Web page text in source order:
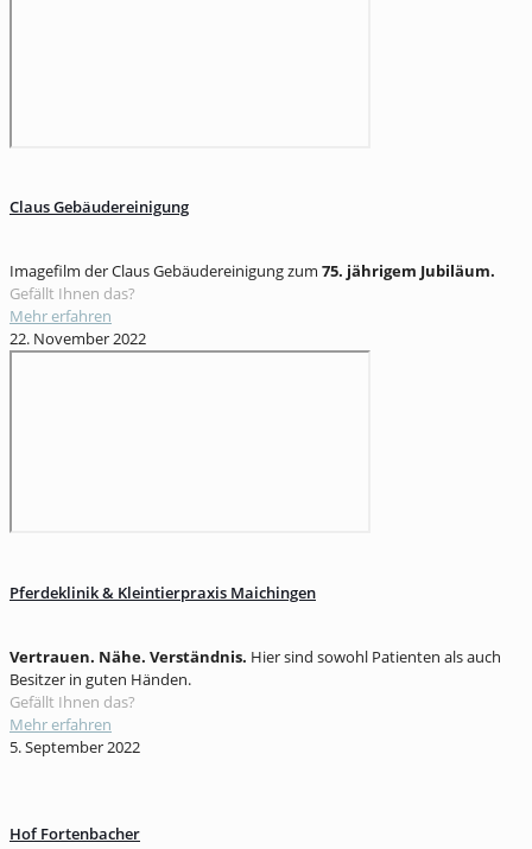
Claus Gebäudereinigung
Imagefilm der Claus Gebäudereinigung zum 75. jährigem Jubiläum.
Gefällt Ihnen das?
Mehr erfahren
22. November 2022
Pferdeklinik & Kleintierpraxis Maichingen
Vertrauen. Nähe. Verständnis. Hier sind sowohl Patienten als auch
Besitzer in guten Händen.
Gefällt Ihnen das?
Mehr erfahren
5. September 2022
Hof Fortenbacher